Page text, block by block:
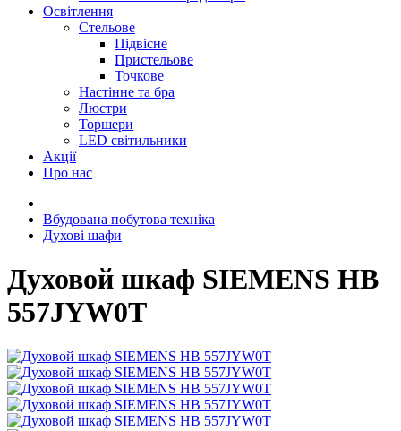
Освітлення
Стельове
Підвісне
Пристельове
Точкове
Настінне та бра
Люстри
Торшери
LED світильники
Акції
Про нас
Вбудована побутова техніка
Духові шафи
Духовой шкаф SIEMENS HB
557JYW0T